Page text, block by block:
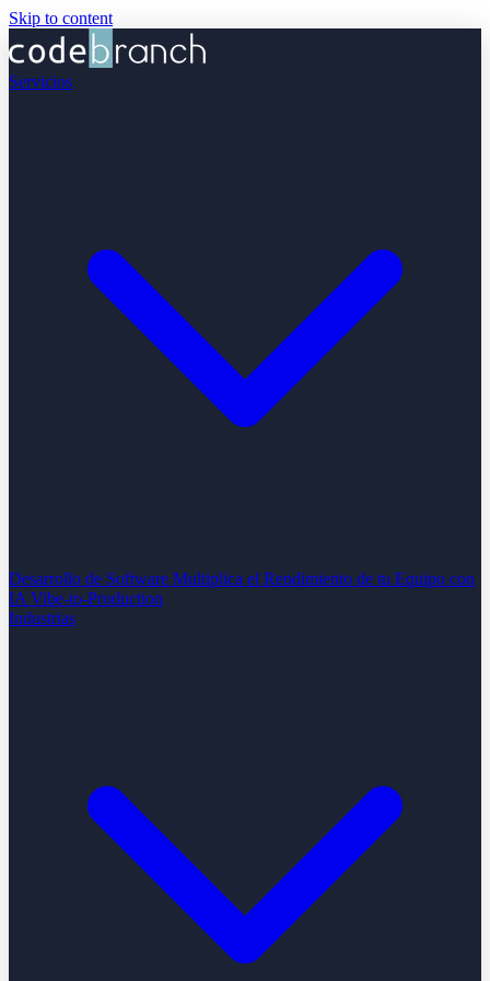
Skip to content
Servicios
Desarrollo de Software Multiplica el Rendimiento de tu Equipo con
IA Vibe-to-Production
Industrias